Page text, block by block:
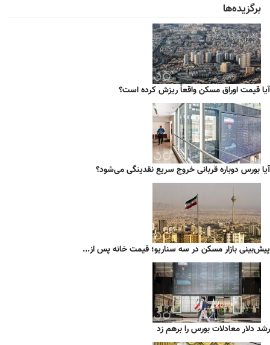
برگزیده‌ها
آیا قیمت اوراق مسکن واقعاً ریزش کرده است؟
آیا بورس دوباره قربانی خروج سریع نقدینگی می‌شود؟
پیش‌بینی بازار مسکن در سه سناریو؛ قیمت خانه پس از...
رشد دلار معادلات بورس را برهم زد